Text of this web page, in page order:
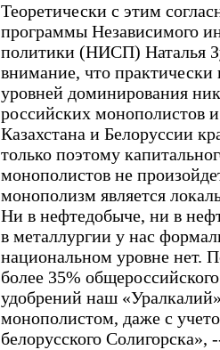
Теоретически с этим
программы Независимого
политики (НИСП) Наталья
внимание, что практически
уровней доминирования
российских монополистов
Казахстана и Белоруссии
только поэтому
монополистов не
монополизм является
Ни в нефтедобыче, ни в
в металлургии у нас
национальном уровне нет.
более 35%
удобрений наш
монополистом, даже с
белорусского Солигорска»,